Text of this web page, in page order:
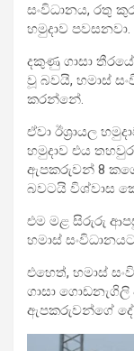
සංවිධානය, රතු
හමුදාව පවසනවා.
දකුණු ගාසා
වූ බවයි, හමාස්
කරන්නේ.
ඒවා ඊශ්‍රායල
හමුදාව එය
ඇපකරුවන් 8
බවටයි විශ්වාස
එම මළ සිරුරු ආපසු
හමාස්
එහෙත්, හමාස්
ගාසා ගොඩනැගිලි
ඇපකරුවන්ගේ